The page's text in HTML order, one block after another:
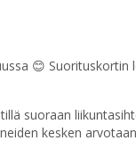
😊
suoraan
kesken